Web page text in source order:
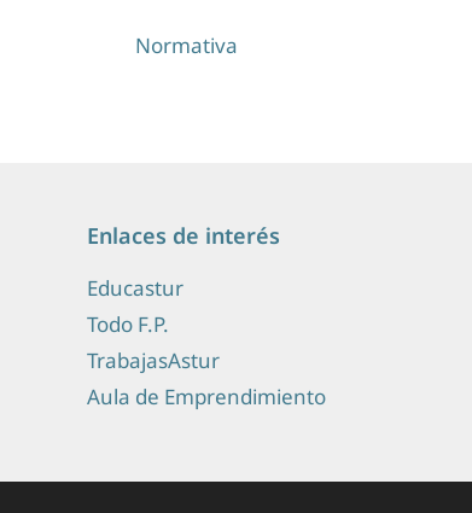
Normativa
Enlaces de interés
Educastur
Todo F.P.
TrabajasAstur
Aula de Emprendimiento